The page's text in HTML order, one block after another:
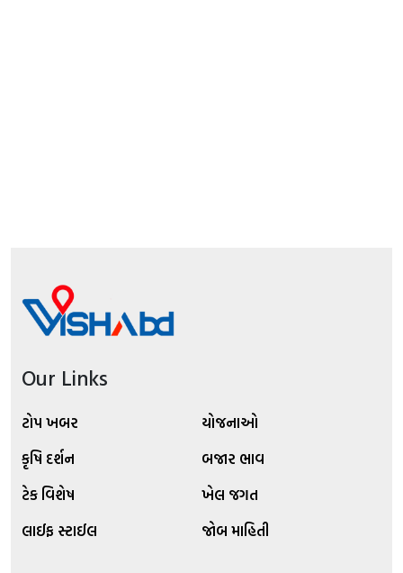
Our Links
ટોપ ખબર
યોજનાઓ
કૃષિ દર્શન
બજાર ભાવ
ટેક વિશેષ
ખેલ જગત
લાઈફ સ્ટાઈલ
જોબ માહિતી